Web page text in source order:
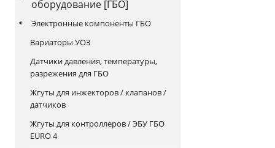
оборудование [ГБО]
Электронные компоненты ГБО
Вариаторы УОЗ
Датчики давления, температуры,
разрежения для ГБО
Жгуты для инжекторов / клапанов /
датчиков
Жгуты для контроллеров / ЭБУ ГБО
EURO 4